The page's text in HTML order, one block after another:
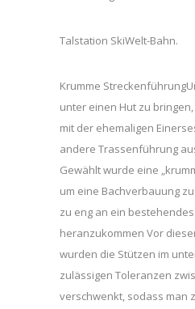
Talstation SkiWelt-Bahn.
Krumme
unter einen Hut zu
mit der ehemaligen
andere Trassenführung
Gewählt wurde eine
um eine Bachverbauung
zu eng an ein
heranzukommen Vor
wurden die Stützen im
zulässigen Toleranzen
verschwenkt, sodass man